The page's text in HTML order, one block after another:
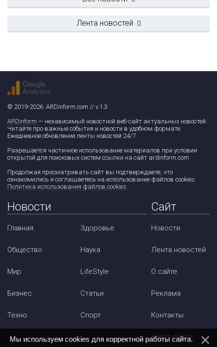
Лента новостей
© 2019-2026. ARDinform.com // v.1.3
ARDinform — независимый новостной веб-сайт актуальных новостей.
Читайте про важные события и новости в удобном формате.
Ежедневное обновление ленты новостей 24/7.
Разрешается частичное использование материалов при условии
открытой для поисковых систем ссылки на сайт ardinform.com
Продолжая просматривать сайт вы подтверждаете, что
ознакомились и соглашаетесь на использование файлов cookies.
Политика использования файлов cookies.
Новости
Главная
Общество
Мир
Бизнес
Техно
Здоровье
Наука
LifeStyle
Статьи
Спорт
Сайт
Новости
Лента новостей
О сайте
Реклама
Контакты
Карта сайта
Мы используем cookies для корректной работы сайта.